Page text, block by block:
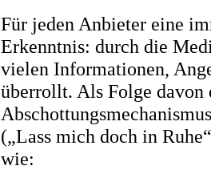
Für jeden Anbieter eine
Erkenntnis: durch die
vielen Informationen,
überrollt. Als Folge davon
Abschottungsmechanismus
(„Lass mich doch in
wie: